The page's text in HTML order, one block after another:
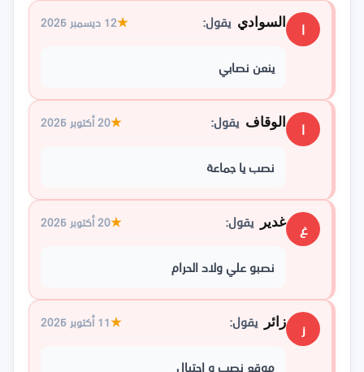
ا السوادي يقول: ★12 ديسمبر 2025
ينعن نصابي
ا الوقاف يقول: ★20 أكتوبر 2025
نصب يا جماعة
غ غدير يقول: ★20 أكتوبر 2025
نصبو علي ولاد الحرام
ز زائر يقول: ★11 أكتوبر 2025
موقع نصب و احتيال